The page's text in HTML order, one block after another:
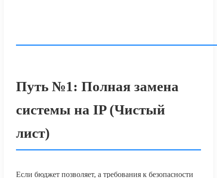
Путь №1: Полная замена
системы на IP (Чистый
лист)
Если бюджет позволяет, а требования к безопасности